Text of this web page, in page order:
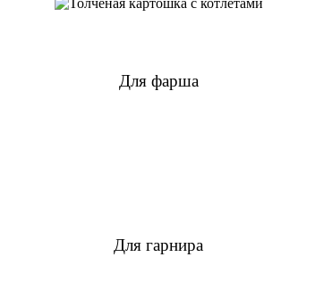
Для фарша
Для гарнира